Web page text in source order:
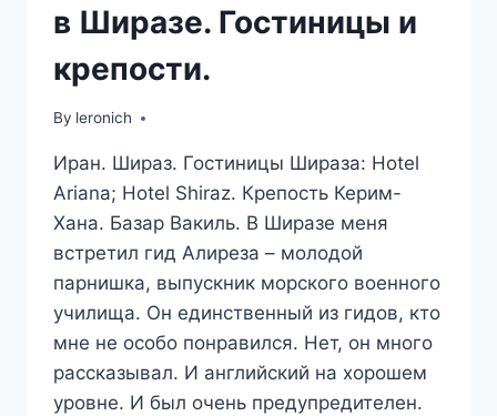
в Ширазе. Гостиницы и
крепости.
By leronich
Иран. Шираз. Гостиницы Шираза: Hotel
Ariana; Hotel Shiraz. Крепость Керим-
Хана. Базар Вакиль. В Ширазе меня
встретил гид Алиреза – молодой
парнишка, выпускник морского военного
училища. Он единственный из гидов, кто
мне не особо понравился. Нет, он много
рассказывал. И английский на хорошем
уровне. И был очень предупредителен.